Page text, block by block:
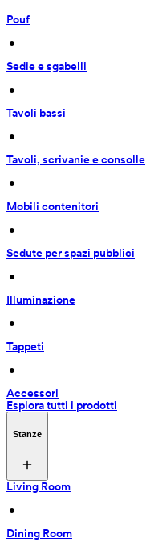
Pouf
•
Sedie e sgabelli
•
Tavoli bassi
•
Tavoli, scrivanie e consolle
•
Mobili contenitori
•
Sedute per spazi pubblici
•
Illuminazione
•
Tappeti
•
Accessori
Esplora tutti i prodotti
Stanze
Living Room
•
Dining Room